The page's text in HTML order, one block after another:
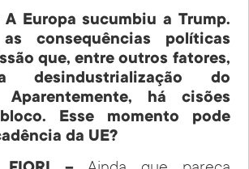
A Europa sucumbiu a Trump.
consequências políticas
que, entre outros fatores,
desindustrialização do
Aparentemente, há cisões
Esse momento pode
da UE?